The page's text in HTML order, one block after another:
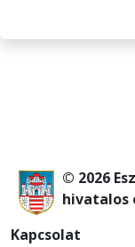
© 2026
hivatalos
Kapcsolat